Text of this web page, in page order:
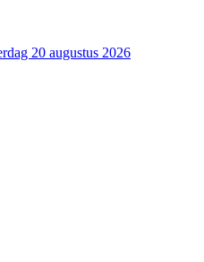
20 augustus 2026